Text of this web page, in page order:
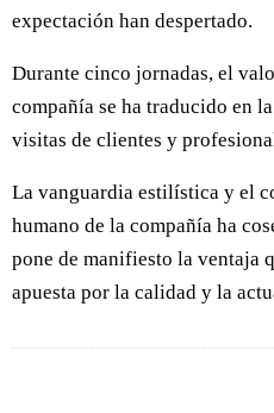
expectación han despertado.
Durante cinco jornadas, el
compañía se ha traducido en
visitas de clientes y
La vanguardia estilística y el
humano de la compañía ha
pone de manifiesto la ventaja
apuesta por la calidad y la